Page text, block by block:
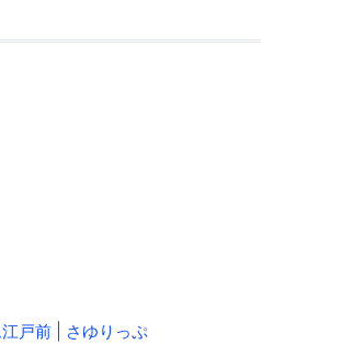
戸前 | さゆりっぷ